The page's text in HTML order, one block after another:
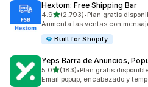
Hextom: Free Shipping Bar
4.9de 5 estrellas
(2,793)
2793 reseñas en total
•Plan gratis
Aumenta las ventas con
Built for Shopify
Yeps Barra de Anuncios,
5.0de 5 estrellas
(183)
183 reseñas en total
•Plan gratis
Email popup, encabezado y